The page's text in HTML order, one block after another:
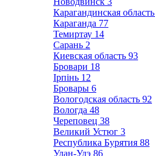
Карагандинская область
Караганда 77
Темиртау 14
Сарань 2
Киевская область 93
Бровари 18
Ірпінь 12
Бровары 6
Вологодская область 92
Вологда 48
Череповец 38
Великий Устюг 3
Республика Бурятия 88
Улан-Удэ 86